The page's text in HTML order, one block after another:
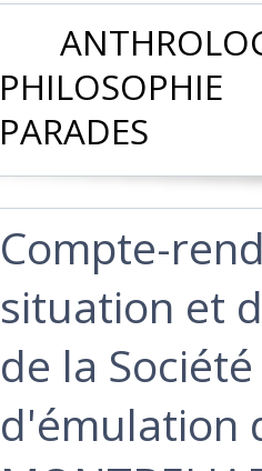
PHILOSOPHIE
PARADES‎
‎Compte-
situation et
de la Société
d'émulation